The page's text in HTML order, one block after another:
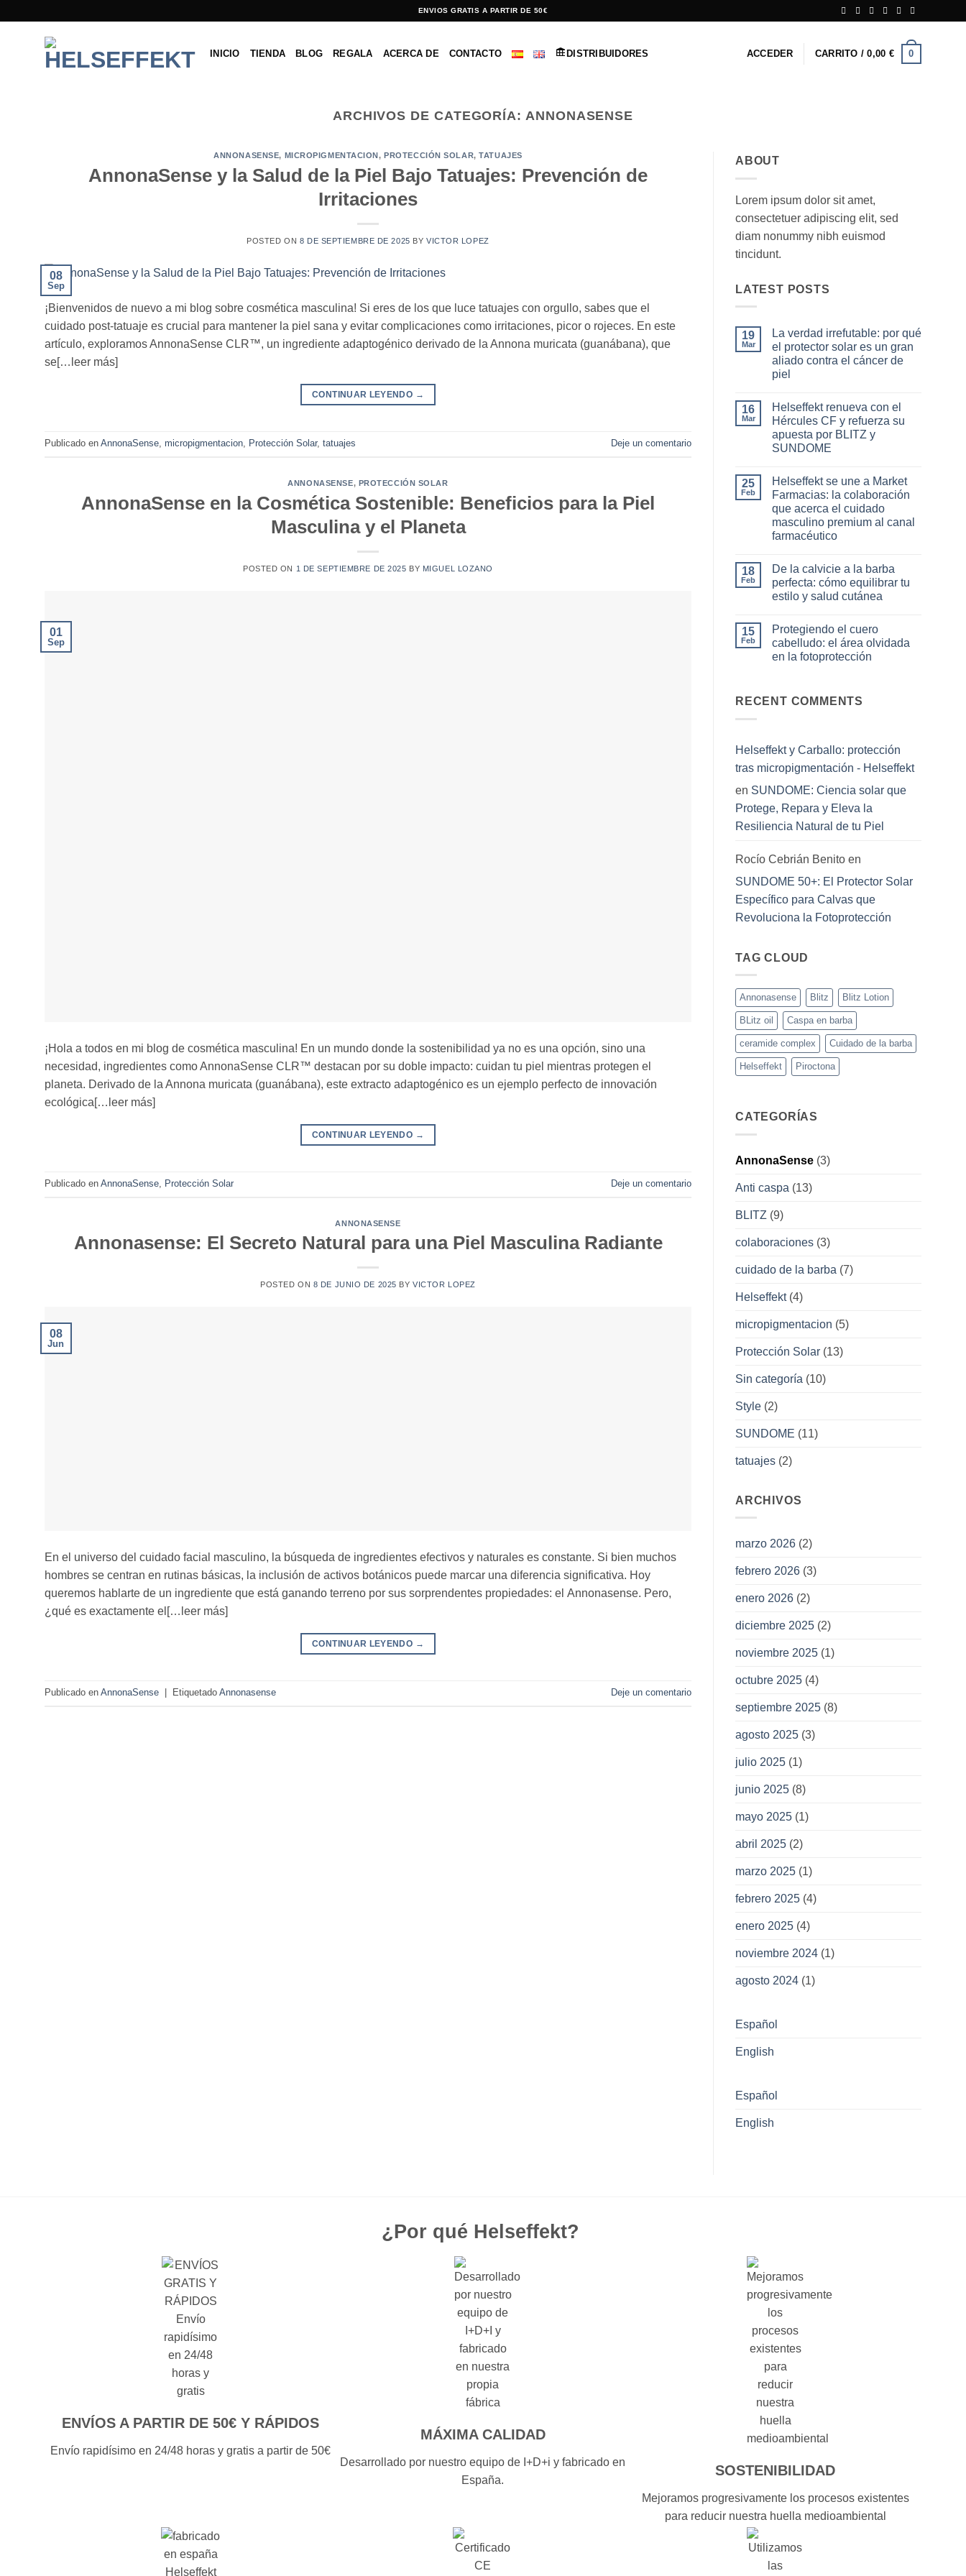
contenido
ENVIOS GRATIS A PARTIR DE 50€
INICIO TIENDA BLOG REGALA ACERCA DE CONTACTO DISTRIBUIDORES ACCEDER CARRITO /0,00 € 0
ARCHIVOS DE CATEGORÍA: ANNONASENSE
ANNONASENSE, MICROPIGMENTACION,PROTECCIÓN SOLAR,TATUAJES
AnnonaSense y la Salud de la Piel Bajo Tatuajes: Prevención de
Irritaciones
POSTED ON 8 DE SEPTIEMBRE DE 2025 BY VICTOR LOPEZ
08
Sep
¡Bienvenidos de nuevo a mi blog sobre cosmética masculina! Si eres de los que luce tatuajes con orgullo, sabes que el
cuidado post-tatuaje es crucial para mantener la piel sana y evitar complicaciones como irritaciones, picor o rojeces. En este
artículo, exploramos AnnonaSense CLR™, un ingrediente adaptogénico derivado de la Annona muricata (guanábana), que
se[…leer más]
CONTINUAR LEYENDO →
Publicado en AnnonaSense, micropigmentacion, Protección Solar, tatuajes Deje un comentario
ANNONASENSE, PROTECCIÓN SOLAR
AnnonaSense en la Cosmética Sostenible: Beneficios para la Piel
Masculina y el Planeta
POSTED ON 1 DE SEPTIEMBRE DE 2025 BY MIGUEL LOZANO
01
Sep
¡Hola a todos en mi blog de cosmética masculina! En un mundo donde la sostenibilidad ya no es una opción, sino una
necesidad, ingredientes como AnnonaSense CLR™ destacan por su doble impacto: cuidan tu piel mientras protegen el
planeta. Derivado de la Annona muricata (guanábana), este extracto adaptogénico es un ejemplo perfecto de innovación
ecológica[…leer más]
CONTINUAR LEYENDO →
Publicado en AnnonaSense, Protección Solar Deje un comentario
ANNONASENSE
Annonasense: El Secreto Natural para una Piel Masculina Radiante
POSTED ON 8 DE JUNIO DE 2025 BYVICTOR LOPEZ
08
Jun
En el universo del cuidado facial masculino, la búsqueda de ingredientes efectivos y naturales es constante. Si bien muchos
hombres se centran en rutinas básicas, la inclusión de activos botánicos puede marcar una diferencia significativa. Hoy
queremos hablarte de un ingrediente que está ganando terreno por sus sorprendentes propiedades: el Annonasense. Pero,
¿qué es exactamente el[…leer más]
CONTINUAR LEYENDO →
Publicado en AnnonaSense Etiquetado Annonasense Deje un comentario
ABOUT
Lorem ipsum dolor sit amet,
consectetuer adipiscing elit, sed
diam nonummy nibh euismod
tincidunt.
LATEST POSTS
19
Mar
La verdad irrefutable: por qué
el protector solar es un gran
aliado contra el cáncer de
piel
comentarios
en
La
verdad
irrefutable:
por
protector
solar
es
un
gran
aliado
contra
de
piel
16
Mar
Helseffekt renueva con el
Hércules CF y refuerza su
apuesta por BLITZ y
SUNDOME
comentarios
en
Helseffekt
renueva
con
el
Hércules
refuerza
su
apuesta
por
BLITZ
25
Feb
Helseffekt se une a Market
Farmacias: la colaboración
que acerca el cuidado
masculino premium al canal
farmacéutico
comentarios
Helseffekt
se
Market
Farmacias:
la
colaboración
que
masculino
18
Feb
De la calvicie a la barba
perfecta: cómo equilibrar tu
estilo y salud cutánea
comentarios
De
la
perfecta:
y
cutánea
15
Feb
Protegiendo el cuero
cabelludo: el área olvidada
en la fotoprotección
en
el
área
olvidada
en
fotoprotección
RECENT COMMENTS
Helseffekt y Carballo: protección
tras micropigmentación - Helseffekt
en SUNDOME: Ciencia solar que
Protege, Repara y Eleva la
Resiliencia Natural de tu Piel
Rocío Cebrián Benito en
SUNDOME 50+: El Protector Solar
Específico para Calvas que
Revoluciona la Fotoprotección
TAG CLOUD
Annonasense Blitz Blitz Lotion
BLitz oil Caspa en barba
ceramide complex Cuidado de la barba
Helseffekt Piroctona
CATEGORÍAS
AnnonaSense (3)
Anti caspa (13)
BLITZ (9)
colaboraciones (3)
cuidado de la barba (7)
Helseffekt(4)
micropigmentacion (5)
Protección Solar (13)
Sin categoría (10)
Style (2)
SUNDOME (11)
tatuajes (2)
ARCHIVOS
marzo 2026 (2)
febrero 2026 (3)
enero 2026 (2)
diciembre 2025 (2)
noviembre 2025 (1)
octubre 2025 (4)
septiembre 2025 (8)
agosto 2025 (3)
julio 2025 (1)
junio 2025 (8)
mayo 2025 (1)
abril 2025 (2)
marzo 2025 (1)
febrero 2025 (4)
enero 2025 (4)
noviembre 2024 (1)
agosto 2024 (1)
Español
English
Español
English
¿Por qué Helseffekt?
ENVÍOS A PARTIR DE 50€ Y RÁPIDOS
Envío rapidísimo en 24/48 horas y gratis a partir de 50€
MÁXIMA CALIDAD
Desarrollado por nuestro equipo de I+D+i y fabricado en
España.
SOSTENIBILIDAD
Mejoramos progresivamente los procesos existentes
para reducir nuestra huella medioambiental